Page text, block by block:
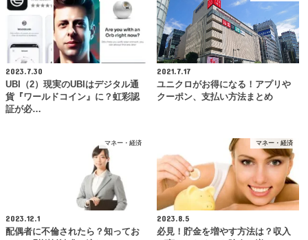
2023.7.30
UBI（2）現実のUBIはデジタル通
貨『ワールドコイン』に？虹彩認
証が必…
2021.7.17
ユニクロがお得になる！アプリや
クーポン、支払い方法まとめ
マネー・経済
2023.12.1
配偶者に不倫されたら？知ってお
マネー・経済
2023.8.5
必見！貯金を増やす方法は？収入